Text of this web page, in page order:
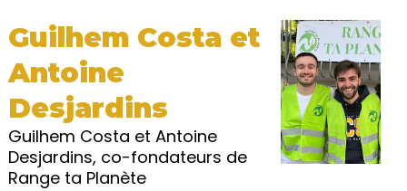
Guilhem Costa et
Antoine
Desjardins
Guilhem Costa et Antoine
Desjardins, co-fondateurs de
Range ta Planète